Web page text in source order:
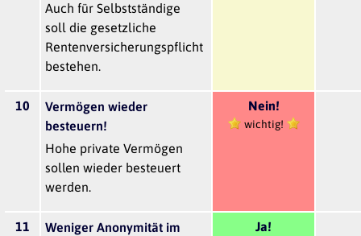
Auch für Selbstständige
soll die gesetzliche
Rentenversicherungspflicht
bestehen.
10
Vermögen wieder
besteuern!
Hohe private Vermögen
sollen wieder besteuert
werden.
Nein!
wichtig!
11
Weniger Anonymität im
Ja!